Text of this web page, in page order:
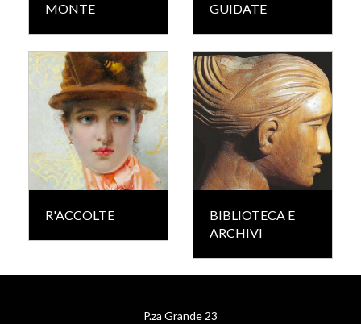
MONTE
GUIDATE
R'ACCOLTE
BIBLIOTECA E
ARCHIVI
P.za Grande 23